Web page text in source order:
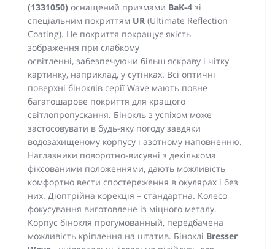
(1331050) оснащений призмами BaK-4 зі
спеціальним покриттям UR (Ultimate Reflection
Coating). Це покриття покращує якість
зображення при слабкому
освітленні, забезпечуючи більш яскраву і чітку
картинку, наприклад, у сутінках. Всі оптичні
поверхні біноклів серії Wave мають повне
багатошарове покриття для кращого
світлопропускання. Бінокль з успіхом може
застосовувати в будь-яку погоду завдяки
водозахищеному корпусу і азотному наповненню.
Наглазники поворотно-висувні з декількома
фіксованими положеннями, дають можливість
комфортно вести спостереження в окулярах і без
них. Діоптрійна корекція – стандартна. Колесо
фокусування виготовлене із міцного металу.
Корпус бінокля прогумованный, передбачена
можливість кріплення на штатив. Біноклі Bresser